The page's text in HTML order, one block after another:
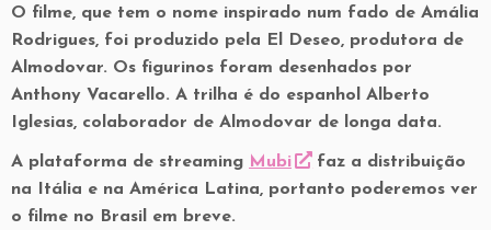
O filme, que tem o nome inspirado num fado de Amália
Rodrigues, foi produzido pela El Deseo, produtora de
Almodovar. Os figurinos foram desenhados por
Anthony Vacarello. A trilha é do espanhol Alberto
Iglesias, colaborador de Almodovar de longa data.
A plataforma de streaming Mubi
faz a distribuição
na Itália e na América Latina, portanto poderemos ver
o filme no Brasil em breve.